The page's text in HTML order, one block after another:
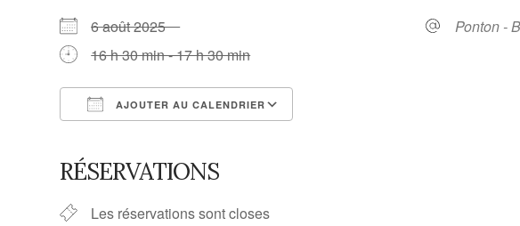
6 août 2025
16 h 30 min - 17 h 30 min
AJOUTER AU CALENDRIER
RÉSERVATIONS
Les réservations sont closes
Ponton -